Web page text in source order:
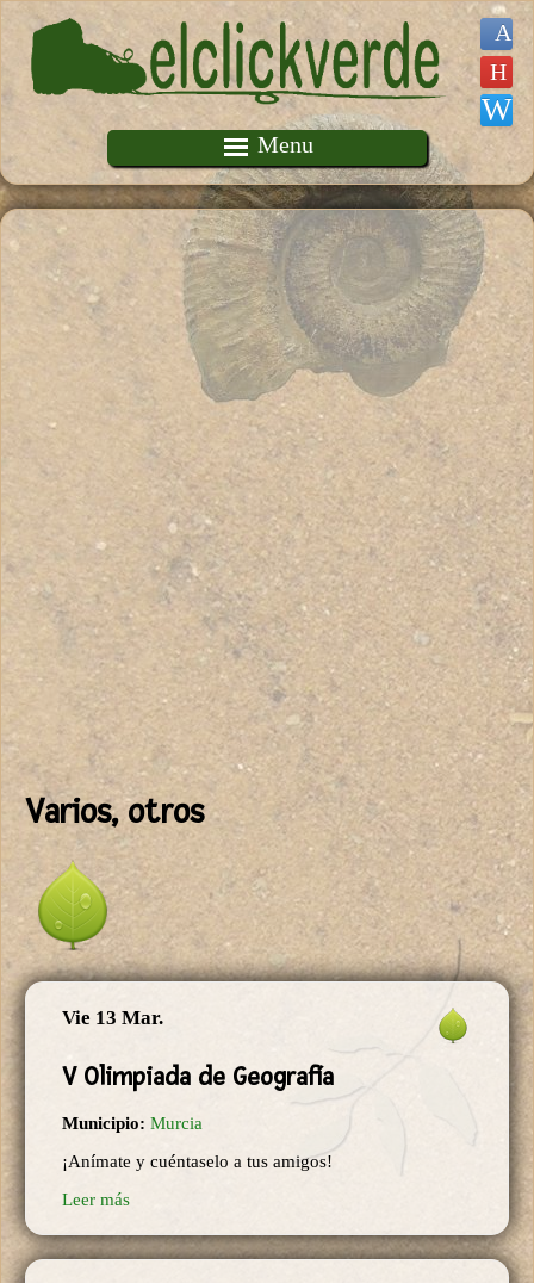
Pasar al contenido principal
Menu
Varios, otros
Vie 13 Mar.
V Olimpiada de Geografía
Municipio: Murcia
¡Anímate y cuéntaselo a tus amigos!
Leer más